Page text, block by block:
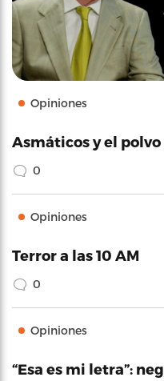
Opiniones
Asmáticos y el polvo
0
Opiniones
Terror a las 10 AM
0
Opiniones
“Esa es mi letra”: